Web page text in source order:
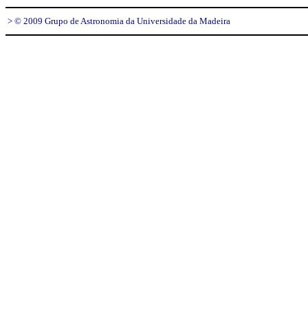
> © 2009 Grupo de Astronomia da Universidade da Madeira